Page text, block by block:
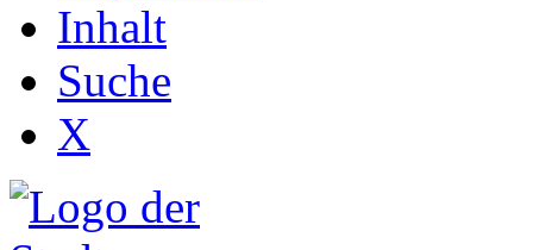
Inhalt
Suche
X